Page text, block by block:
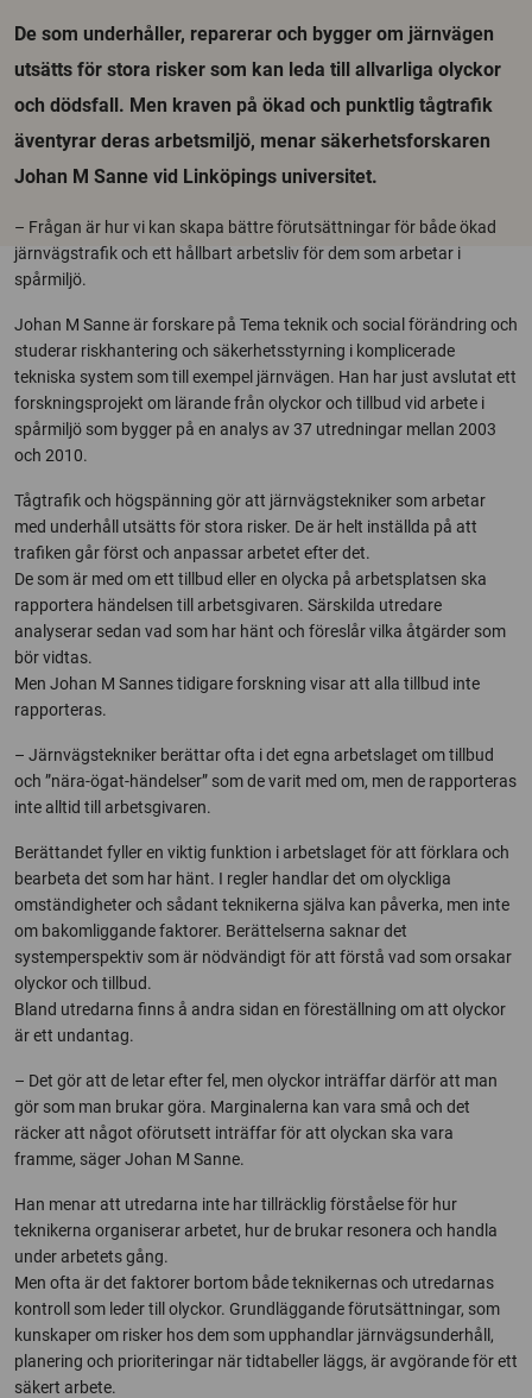
De som underhåller, reparerar och bygger om järnvägen
utsätts för stora risker som kan leda till allvarliga olyckor
och dödsfall. Men kraven på ökad och punktlig tågtrafik
äventyrar deras arbetsmiljö, menar säkerhetsforskaren
Johan M Sanne vid Linköpings universitet.
– Frågan är hur vi kan skapa bättre förutsättningar för både ökad
järnvägstrafik och ett hållbart arbetsliv för dem som arbetar i
spårmiljö.
Johan M Sanne är forskare på Tema teknik och social förändring och
studerar riskhantering och säkerhetsstyrning i komplicerade
tekniska system som till exempel järnvägen. Han har just avslutat ett
forskningsprojekt om lärande från olyckor och tillbud vid arbete i
spårmiljö som bygger på en analys av 37 utredningar mellan 2003
och 2010.
Tågtrafik och högspänning gör att järnvägstekniker som arbetar
med underhåll utsätts för stora risker. De är helt inställda på att
trafiken går först och anpassar arbetet efter det.
De som är med om ett tillbud eller en olycka på arbetsplatsen ska
rapportera händelsen till arbetsgivaren. Särskilda utredare
analyserar sedan vad som har hänt och föreslår vilka åtgärder som
bör vidtas.
Men Johan M Sannes tidigare forskning visar att alla tillbud inte
rapporteras.
– Järnvägstekniker berättar ofta i det egna arbetslaget om tillbud
och ”nära-ögat-händelser” som de varit med om, men de rapporteras
inte alltid till arbetsgivaren.
Berättandet fyller en viktig funktion i arbetslaget för att förklara och
bearbeta det som har hänt. I regler handlar det om olyckliga
omständigheter och sådant teknikerna själva kan påverka, men inte
om bakomliggande faktorer. Berättelserna saknar det
systemperspektiv som är nödvändigt för att förstå vad som orsakar
olyckor och tillbud.
Bland utredarna finns å andra sidan en föreställning om att olyckor
är ett undantag.
– Det gör att de letar efter fel, men olyckor inträffar därför att man
gör som man brukar göra. Marginalerna kan vara små och det
räcker att något oförutsett inträffar för att olyckan ska vara
framme, säger Johan M Sanne.
Han menar att utredarna inte har tillräcklig förståelse för hur
teknikerna organiserar arbetet, hur de brukar resonera och handla
under arbetets gång.
Men ofta är det faktorer bortom både teknikernas och utredarnas
kontroll som leder till olyckor. Grundläggande förutsättningar, som
kunskaper om risker hos dem som upphandlar järnvägsunderhåll,
planering och prioriteringar när tidtabeller läggs, är avgörande för ett
säkert arbete.